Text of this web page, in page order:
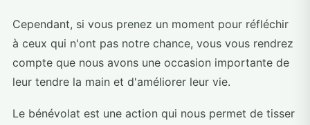
Cependant, si vous prenez un moment pour réfléchir
à ceux qui n'ont pas notre chance, vous vous rendrez
compte que nous avons une occasion importante de
leur tendre la main et d'améliorer leur vie.
Le bénévolat est une action qui nous permet de tisser